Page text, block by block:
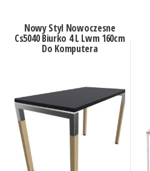
Nowy Styl Nowoczesne
Cs5040 Biurko 4 L Lwm 160cm
Do Komputera